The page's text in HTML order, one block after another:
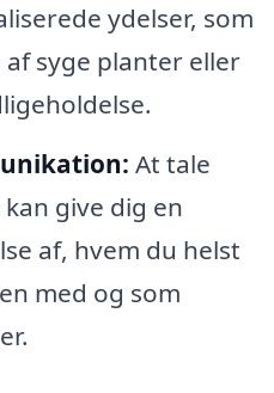
ydelser, som
syge planter eller
At tale
give dig en
af, hvem du helst
med og som